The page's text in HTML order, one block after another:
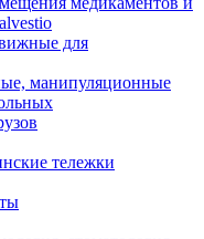
для
манипуляционные
тележки